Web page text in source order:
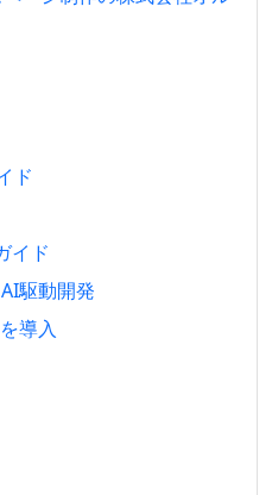
ド
イド
駆動開発
導入